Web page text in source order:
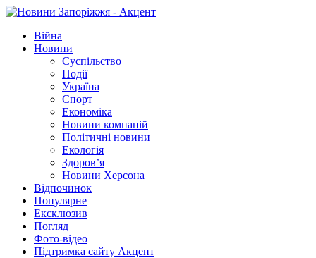
Війна
Новини
Суспільство
Події
Україна
Спорт
Економіка
Новини компаній
Політичні новини
Екологія
Здоров’я
Новини Херсона
Відпочинок
Популярне
Ексклюзив
Погляд
Фото-відео
Підтримка сайту Акцент